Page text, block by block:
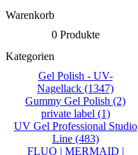
Warenkorb
0 Produkte
Kategorien
Gel Polish - UV-
Nagellack (1347)
Gummy Gel Polish (2)
private label (1)
UV Gel Professional Studio
Line(483)
FLUO | MERMAID |